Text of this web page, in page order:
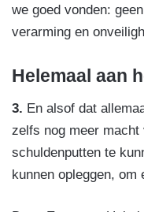
we goed vonden:
verarming en
Helemaal aan
3. En alsof dat
zelfs nog meer
schuldenputten te
kunnen opleggen, om